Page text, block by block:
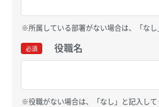
所属している部署がない場合は、「なし
必須 役職名
役職がない場合は、「なし」と記入して